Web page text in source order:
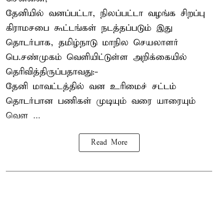
தேனியில் வனப்பட்டா, நிலப்பட்டா வழங்க சிறப்பு
கிராமசபை கூட்டங்கள் நடத்தப்படும் இது
தொடர்பாக, தமிழ்நாடு மாநில செயலாளர்
பெ.சண்முகம் வெளியிட்டுள்ள அறிக்கையில்
தெரிவித்திருப்பதாவது:-
தேனி மாவட்டத்தில் வன உரிமைச் சட்டம்
தொடர்பான பணிகள் முடியும் வரை யாரையும்
வெள ...
Read More